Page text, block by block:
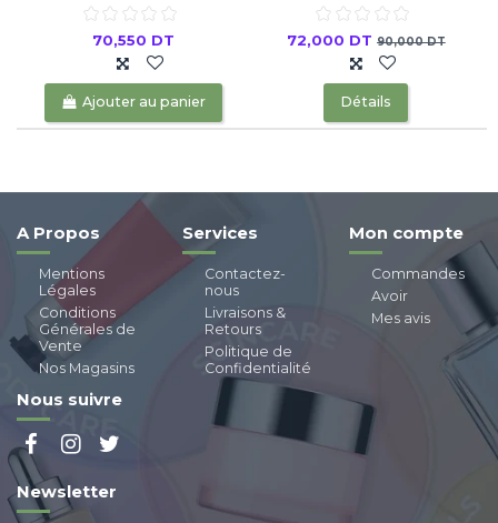
70,550 DT
Ajouter au panier
72,000 DT 90,000 DT
Détails
A Propos
Mentions
Légales
Conditions
Générales de
Vente
Nos Magasins
Services
Contactez-
nous
Livraisons &
Retours
Politique de
Confidentialité
Mon compte
Commandes
Avoir
Mes avis
Nous suivre
Newsletter